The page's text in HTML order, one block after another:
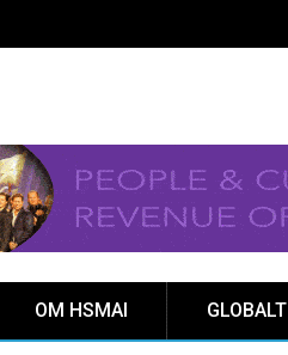
OM HSMAI GLOBALT